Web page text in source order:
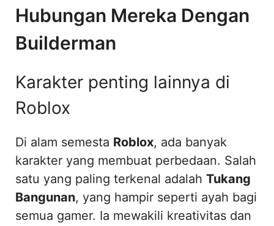
Hubungan Mereka Dengan
Builderman
Karakter penting lainnya di
Roblox
Di alam semesta Roblox, ada banyak
karakter yang membuat perbedaan. Salah
satu yang paling terkenal adalah Tukang
Bangunan, yang hampir seperti ayah bagi
semua gamer. Ia mewakili kreativitas dan